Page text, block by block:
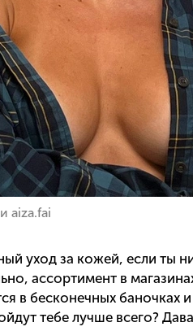
aiza.fai
уход за кожей, если ты
ассортимент в
в бесконечных баночках
тебе лучше всего?